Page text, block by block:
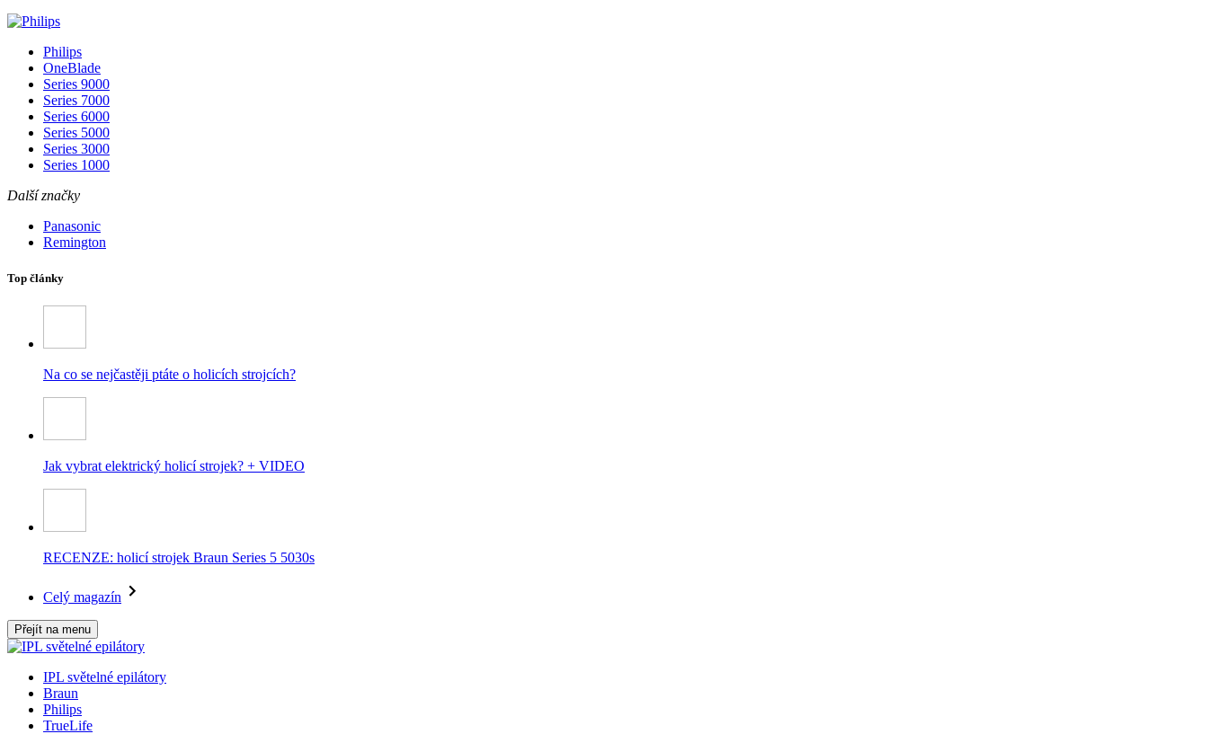
Philips
OneBlade
Series 9000
Series 7000
Series 6000
Series 5000
Series 3000
Series 1000
Další značky
Panasonic
Remington
Top články
Na co se nejčastěji ptáte o holicích strojcích?
Jak vybrat elektrický holicí strojek? + VIDEO
RECENZE: holicí strojek Braun Series 5 5030s
Celý magazín
Přejít na menu
IPL světelné epilátory
Braun
Philips
TrueLife